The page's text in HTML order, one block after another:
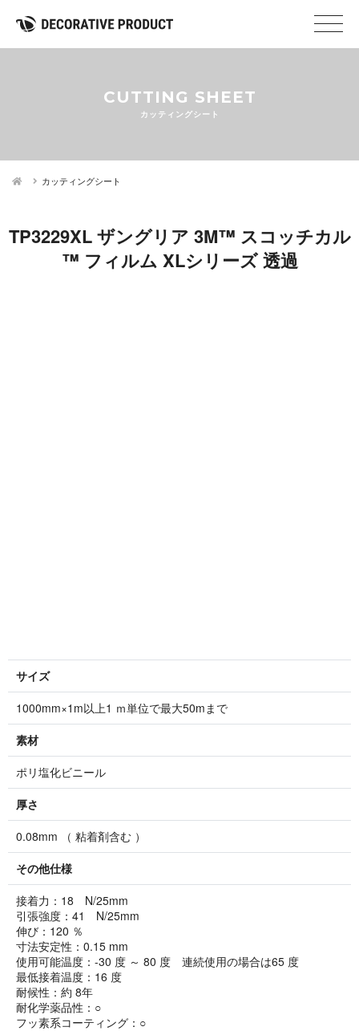
CUTTING SHEET
カッティングシート
カッティングシート
TP3229XL ザングリア 3M™ スコッチカル
™ フィルム XLシリーズ 透過
サイズ
1000mm×1m以上1 ｍ単位で最大50mまで
素材
ポリ塩化ビニール
厚さ
0.08mm （ 粘着剤含む ）
その他仕様
接着力：18 N/25mm
引張強度：41 N/25mm
伸び：120 ％
寸法安定性：0.15 mm
使用可能温度：-30 度 ～ 80 度 連続使用の場合は65 度
最低接着温度：16 度
耐候性：約 8年
耐化学薬品性：○
フッ素系コーティング：○